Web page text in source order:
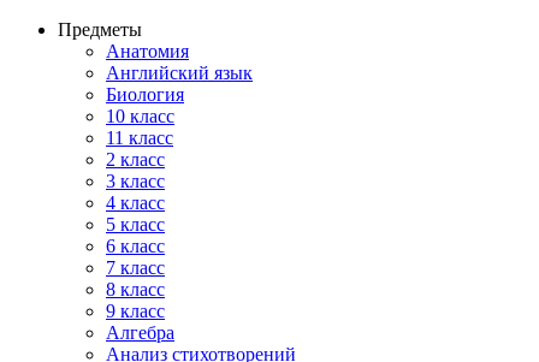
Предметы
Анатомия
Английский язык
Биология
10 класс
11 класс
2 класс
3 класс
4 класс
5 класс
6 класс
7 класс
8 класс
9 класс
Алгебра
Анализ стихотворений